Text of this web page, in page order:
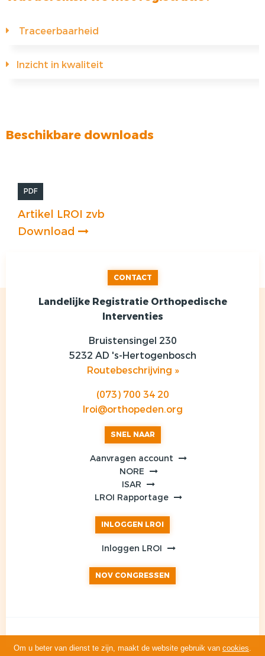
Traceerbaarheid
Inzicht in kwaliteit
Beschikbare downloads
PDF
Artikel LROI zvb
Download
CONTACT
Landelijke Registratie Orthopedische
Interventies
Bruistensingel 230
5232 AD 's-Hertogenbosch
Routebeschrijving »
(073) 700 34 20
lroi@orthopeden.org
SNEL NAAR
Aanvragen account
NORE
ISAR
LROI Rapportage
INLOGGEN LROI
Inloggen LROI
NOV CONGRESSEN
Om u beter van dienst te zijn, maakt de website gebruik van cookies.